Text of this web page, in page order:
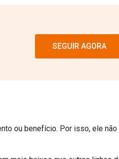
SEGUIR AGORA
ou benefício. Por isso, ele